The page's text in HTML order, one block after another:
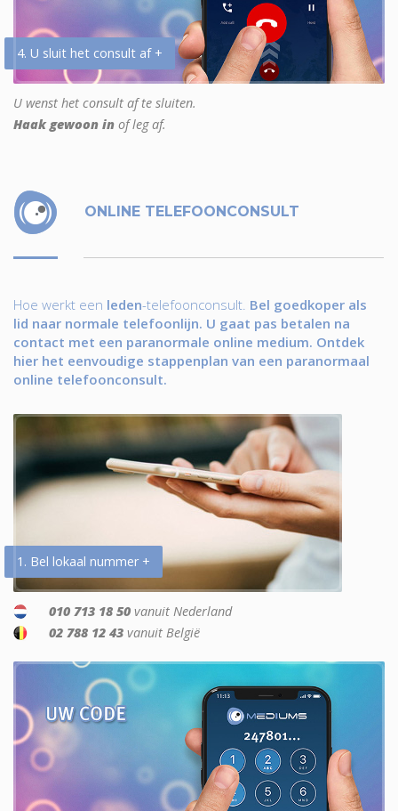
4. U sluit het consult af +
U wenst het consult af te sluiten.
Haak gewoon in of leg af.
ONLINE TELEFOONCONSULT
Hoe werkt een leden-telefoonconsult. Bel goedkoper als
lid naar normale telefoonlijn. U gaat pas betalen na
contact met een paranormale online medium. Ontdek
hier het eenvoudige stappenplan van een paranormaal
online telefoonconsult.
1. Bel lokaal nummer +
010 713 18 50 vanuit Nederland
02 788 12 43 vanuit België